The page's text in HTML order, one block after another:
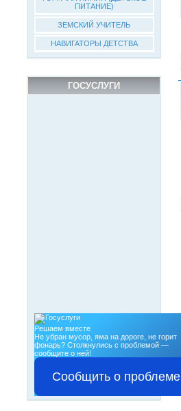
ПИТАНИЕ)
ЗЕМСКИЙ УЧИТЕЛЬ
НАВИГАТОРЫ ДЕТСТВА
ГОСУСЛУГИ
Решаем вместе
Не убран мусор, яма на дороге, не горит
фонарь? Столкнулись с проблемой —
сообщите о ней!
Сообщить о проблеме